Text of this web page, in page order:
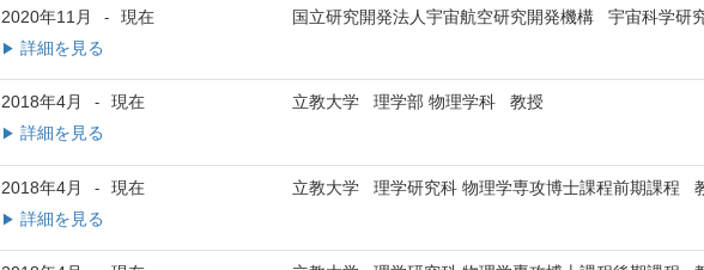
2020年11月 - 現在 国立研究開発法人宇宙航空研究開発機構 宇宙科学研
▶ 詳細を見る
2018年4月 - 現在 立教大学 理学部 物理学科 教授
▶ 詳細を見る
2018年4月 - 現在 立教大学 理学研究科 物理学専攻博士課程前期課程
▶ 詳細を見る